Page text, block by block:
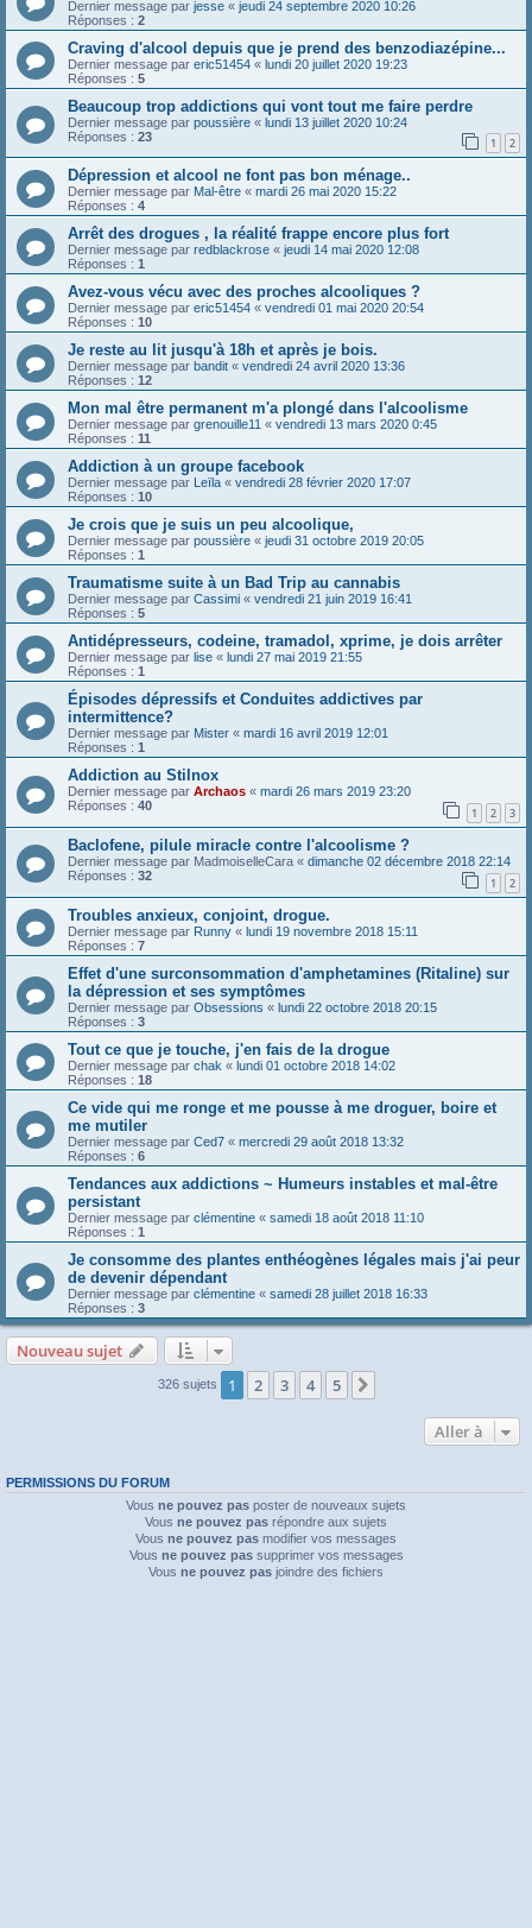
Dernier message par jesse « jeudi 24 septembre 2020 10:26
Réponses : 2
Craving d'alcool depuis que je prend des benzodiazépine...
Dernier message par eric51454 « lundi 20 juillet 2020 19:23
Réponses : 5
Beaucoup trop addictions qui vont tout me faire perdre
Dernier message par poussière « lundi 13 juillet 2020 10:24
Réponses : 23 1 2
Dépression et alcool ne font pas bon ménage..
Dernier message par Mal-être « mardi 26 mai 2020 15:22
Réponses : 4
Arrêt des drogues , la réalité frappe encore plus fort
Dernier message par redblackrose « jeudi 14 mai 2020 12:08
Réponses : 1
Avez-vous vécu avec des proches alcooliques ?
Dernier message par eric51454 « vendredi 01 mai 2020 20:54
Réponses : 10
Je reste au lit jusqu'à 18h et après je bois.
Dernier message par bandit « vendredi 24 avril 2020 13:36
Réponses : 12
Mon mal être permanent m'a plongé dans l'alcoolisme
Dernier message par grenouille11 « vendredi 13 mars 2020 0:45
Réponses : 11
Addiction à un groupe facebook
Dernier message par Leïla « vendredi 28 février 2020 17:07
Réponses : 10
Je crois que je suis un peu alcoolique,
Dernier message par poussière « jeudi 31 octobre 2019 20:05
Réponses : 1
Traumatisme suite à un Bad Trip au cannabis
Dernier message par Cassimi « vendredi 21 juin 2019 16:41
Réponses : 5
Antidépresseurs, codeine, tramadol, xprime, je dois arrêter
Dernier message par lise « lundi 27 mai 2019 21:55
Réponses : 1
Épisodes dépressifs et Conduites addictives par
intermittence?
Dernier message par Mister « mardi 16 avril 2019 12:01
Réponses : 1
Addiction au Stilnox
Dernier message par Archaos « mardi 26 mars 2019 23:20
Réponses : 40 1 2 3
Baclofene, pilule miracle contre l'alcoolisme ?
Dernier message par MadmoiselleCara « dimanche 02 décembre 2018 22:14
Réponses : 32 1 2
Troubles anxieux, conjoint, drogue.
Dernier message par Runny « lundi 19 novembre 2018 15:11
Réponses : 7
Effet d'une surconsommation d'amphetamines (Ritaline) sur
la dépression et ses symptômes
Dernier message par Obsessions « lundi 22 octobre 2018 20:15
Réponses : 3
Tout ce que je touche, j'en fais de la drogue
Dernier message par chak « lundi 01 octobre 2018 14:02
Réponses : 18
Ce vide qui me ronge et me pousse à me droguer, boire et
me mutiler
Dernier message par Ced7 « mercredi 29 août 2018 13:32
Réponses : 6
Tendances aux addictions ~ Humeurs instables et mal-être
persistant
Dernier message par clémentine « samedi 18 août 2018 11:10
Réponses : 1
Je consomme des plantes enthéogènes légales mais j'ai peur
de devenir dépendant
Dernier message par clémentine « samedi 28 juillet 2018 16:33
Réponses : 3
Nouveau sujet
326 sujets 1 2 3 4 5
Aller à
PERMISSIONS DU FORUM
Vous ne pouvez pas poster de nouveaux sujets
Vous ne pouvez pas répondre aux sujets
Vous ne pouvez pas modifier vos messages
Vous ne pouvez passupprimer vos messages
Vous ne pouvez pas joindre des fichiers